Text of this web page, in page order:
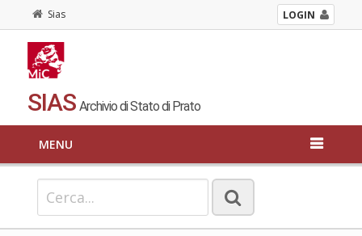
Sias LOGIN
SIAS Archivio di Stato di Prato
MENU